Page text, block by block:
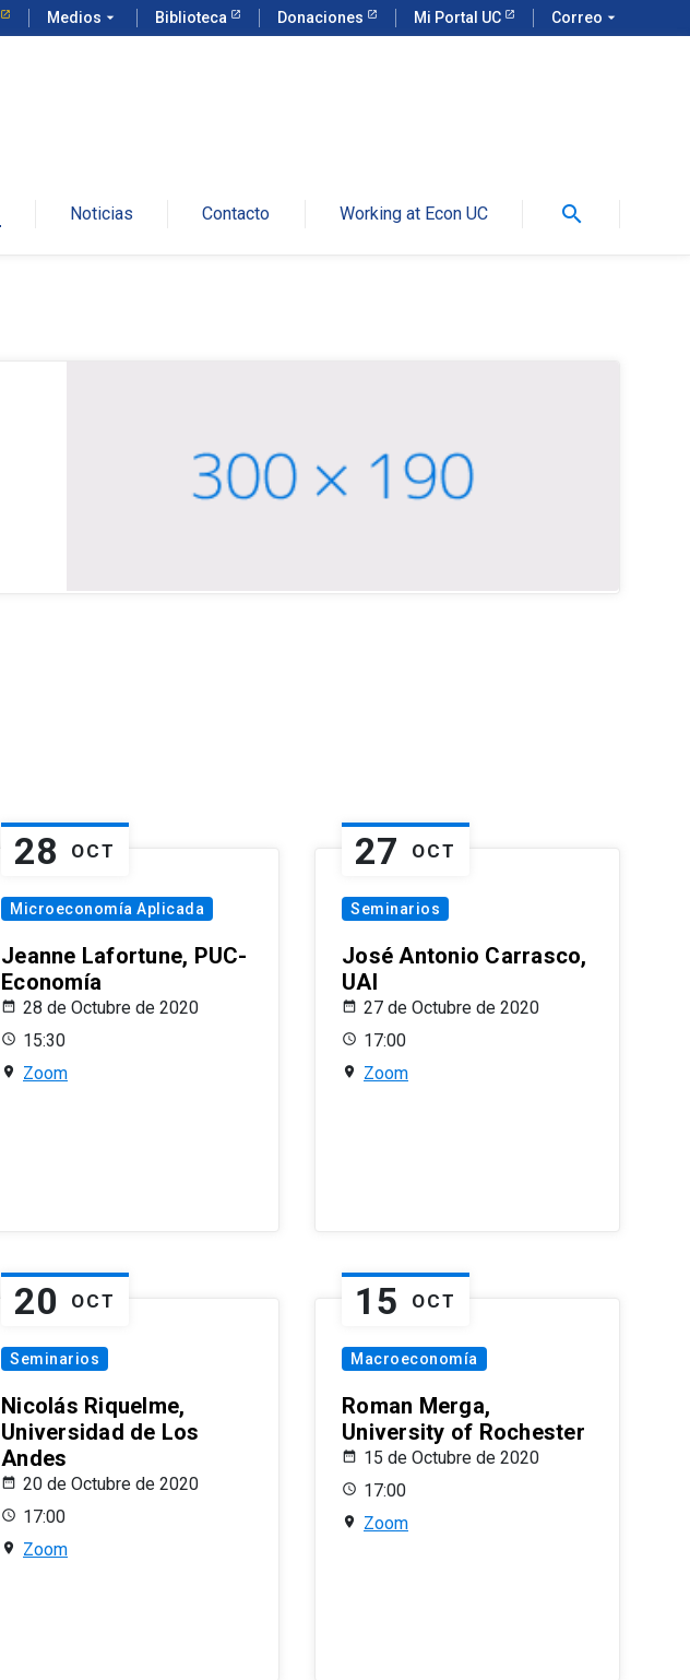
Medios arrow_drop_down Biblioteca Donaciones Mi Portal UC Correo arrow_drop_down
Noticias Contacto Working at Econ UC search
28 OCT
Microeconomía Aplicada
Jeanne Lafortune, PUC-
Economía
28 de Octubre de 2020
15:30
Zoom
27 OCT
Seminarios
José Antonio Carrasco,
UAI
27 de Octubre de 2020
17:00
Zoom
20 OCT
Seminarios
Nicolás Riquelme,
Universidad de Los
Andes
20 de Octubre de 2020
17:00
Zoom
15 OCT
Macroeconomía
Roman Merga,
University of Rochester
15 de Octubre de 2020
17:00
Zoom